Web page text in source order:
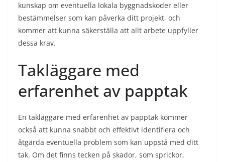
kunskap om eventuella lokala byggnadskoder eller
bestämmelser som kan påverka ditt projekt, och
kommer att kunna säkerställa att allt arbete uppfyller
dessa krav.
Takläggare med
erfarenhet av papptak
En takläggare med erfarenhet av papptak kommer
också att kunna snabbt och effektivt identifiera och
åtgärda eventuella problem som kan uppstå med ditt
tak. Om det finns tecken på skador, som sprickor,